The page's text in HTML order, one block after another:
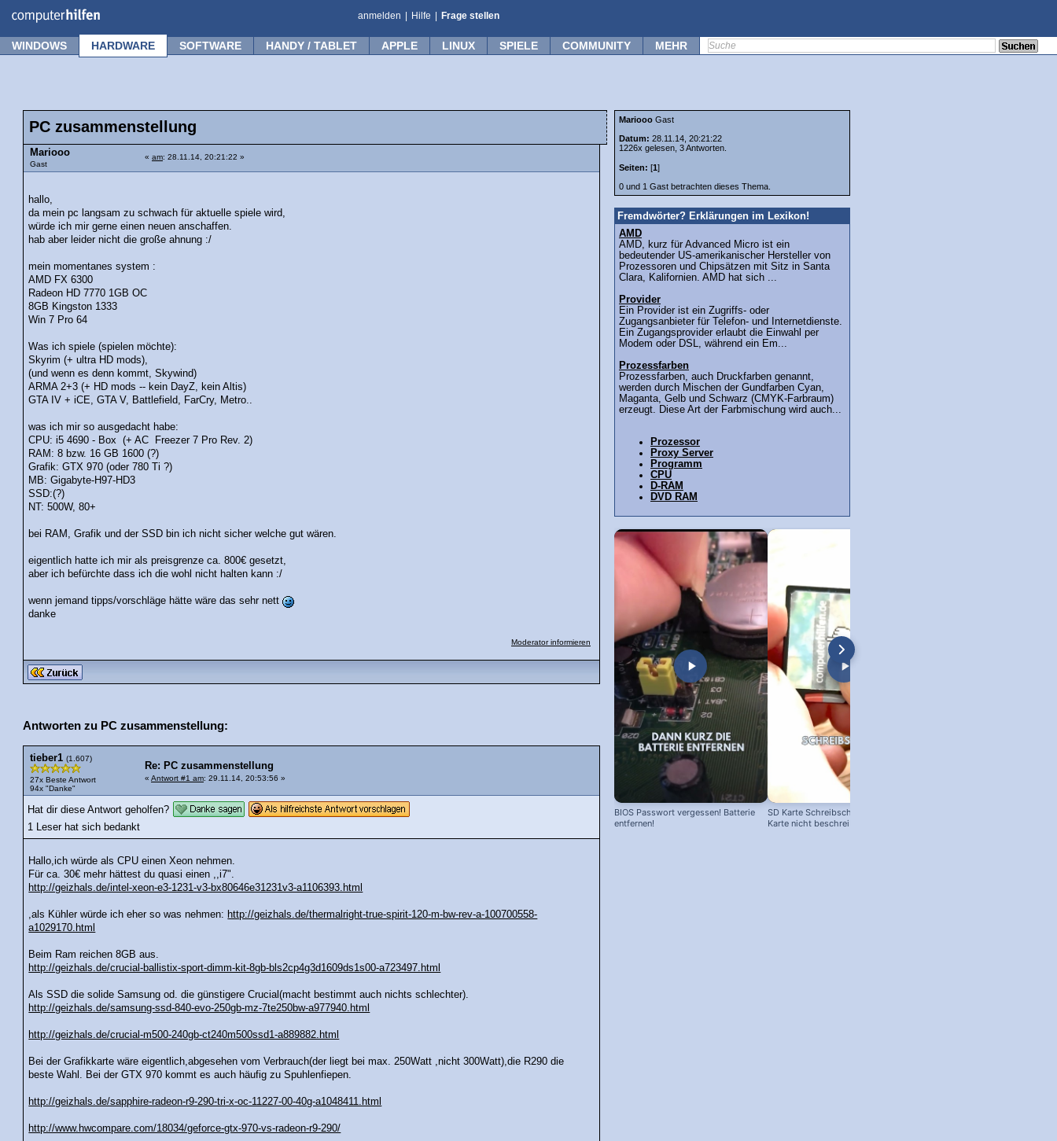
anmelden Hilfe Frage stellen
WINDOWS HARDWARE SOFTWARE HANDY / TABLET APPLE LINUX SPIELE COMMUNITY MEHR
PC zusammenstellung
Mariooo
Gast
« am: 28.11.14, 20:21:22 »
hallo,
da mein pc langsam zu schwach für aktuelle spiele wird,
würde ich mir gerne einen neuen anschaffen.
hab aber leider nicht die große ahnung :/
mein momentanes system :
AMD FX 6300
Radeon HD 7770 1GB OC
8GB Kingston 1333
Win 7 Pro 64
Was ich spiele (spielen möchte):
Skyrim (+ ultra HD mods),
(und wenn es denn kommt, Skywind)
ARMA 2+3 (+ HD mods -- kein DayZ, kein Altis)
GTA IV + iCE, GTA V, Battlefield, FarCry, Metro..
was ich mir so ausgedacht habe:
CPU: i5 4690 - Box (+ AC Freezer 7 Pro Rev. 2)
RAM: 8 bzw. 16 GB 1600 (?)
Grafik: GTX 970 (oder 780 Ti ?)
MB: Gigabyte-H97-HD3
SSD:(?)
NT: 500W, 80+
bei RAM, Grafik und der SSD bin ich nicht sicher welche gut wären.
eigentlich hatte ich mir als preisgrenze ca. 800€ gesetzt,
aber ich befürchte dass ich die wohl nicht halten kann :/
wenn jemand tipps/vorschläge hätte wäre das sehr nett
danke
Moderator informieren
Antworten zu PC zusammenstellung:
tieber1 (1.607)
27x Beste Antwort
94x "Danke"
Re: PC zusammenstellung
« Antwort #1 am: 29.11.14, 20:53:56 »
Hat dir diese Antwort geholfen?
1 Leser hat sich bedankt
Hallo,ich würde als CPU einen Xeon nehmen.
Für ca. 30€ mehr hättest du quasi einen ,,i7".
http://geizhals.de/intel-xeon-e3-1231-v3-bx80646e31231v3-a1106393.html
,als Kühler würde ich eher so was nehmen: http://geizhals.de/thermalright-true-spirit-120-m-bw-rev-a-100700558-
a1029170.html
Beim Ram reichen 8GB aus.
http://geizhals.de/crucial-ballistix-sport-dimm-kit-8gb-bls2cp4g3d1609ds1s00-a723497.html
Als SSD die solide Samsung od. die günstigere Crucial(macht bestimmt auch nichts schlechter).
http://geizhals.de/samsung-ssd-840-evo-250gb-mz-7te250bw-a977940.html
http://geizhals.de/crucial-m500-240gb-ct240m500ssd1-a889882.html
Bei der Grafikkarte wäre eigentlich,abgesehen vom Verbrauch(der liegt bei max. 250Watt ,nicht 300Watt),die R290 die
beste Wahl. Bei der GTX 970 kommt es auch häufig zu Spuhlenfiepen.
http://geizhals.de/sapphire-radeon-r9-290-tri-x-oc-11227-00-40g-a1048411.html
http://www.hwcompare.com/18034/geforce-gtx-970-vs-radeon-r9-290/
Mariooo Gast
Datum: 28.11.14, 20:21:22
1226x gelesen, 3 Antworten.
Seiten: [1]
0 und 1 Gast betrachten dieses Thema.
Fremdwörter? Erklärungen im Lexikon!
AMD
AMD, kurz für Advanced Micro ist ein
bedeutender US-amerikanischer Hersteller von
Prozessoren und Chipsätzen mit Sitz in Santa
Clara, Kalifornien. AMD hat sich ...
Provider
Ein Provider ist ein Zugriffs- oder
Zugangsanbieter für Telefon- und Internetdienste.
Ein Zugangsprovider erlaubt die Einwahl per
Modem oder DSL, während ein Em...
Prozessfarben
Prozessfarben, auch Druckfarben genannt,
werden durch Mischen der Gundfarben Cyan,
Maganta, Gelb und Schwarz (CMYK-Farbraum)
erzeugt. Diese Art der Farbmischung wird auch...
Prozessor
Proxy Server
Programm
CPU
D-RAM
DVD RAM
BIOS Passwort vergessen! Batterie
entfernen!
SD Karte Schreibschutz austricksen:
Karte nicht beschreibbar?